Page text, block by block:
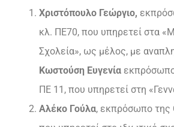
Χριστόπουλο Γεώργιο,
κλ. ΠΕ70, που υπηρετεί στα
Σχολεία», ως μέλος, με
Κωστούση Ευγενία
ΠΕ 11, που υπηρετεί στη
Αλέκο Γούλα, εκπρόσωπο της